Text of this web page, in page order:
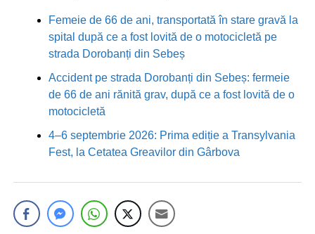
Femeie de 66 de ani, transportată în stare gravă la
spital după ce a fost lovită de o motocicletă pe
strada Dorobanți din Sebeș
Accident pe strada Dorobanți din Sebeș: fermeie
de 66 de ani rănită grav, după ce a fost lovită de o
motocicletă
4–6 septembrie 2026: Prima ediție a Transylvania
Fest, la Cetatea Greavilor din Gârbova